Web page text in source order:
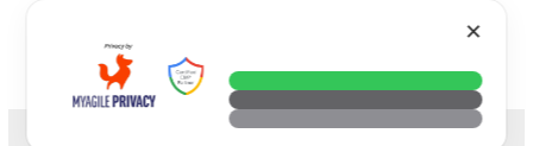
科技. 生活. 攝影.
✕